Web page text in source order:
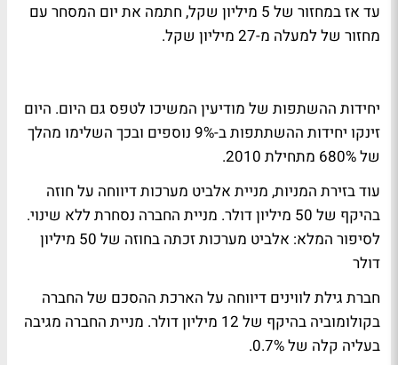
עד אז במחזור של 5 מיליון שקל, חתמה את יום המסחר עם
מחזור של למעלה מ-27 מיליון שקל.
יחידות ההשתפות של מודיעין המשיכו לטפס גם היום. היום
זינקו יחידות ההשתתפות ב-9% נוספים ובכך השלימו מהלך
של 680% מתחילת 2010.
עוד בזירת המניות, מניית אלביט מערכות דיווחה על חוזה
בהיקף של 50 מיליון דולר. מניית החברה נסחרת ללא שינוי.
לסיפור המלא: אלביט מערכות זכתה בחוזה של 50 מיליון
דולר
חברת גילת לווינים דיווחה על הארכת ההסכם של החברה
בקולומוביה בהיקף של 12 מיליון דולר. מניית החברה מגיבה
בעליה קלה של 0.7%.